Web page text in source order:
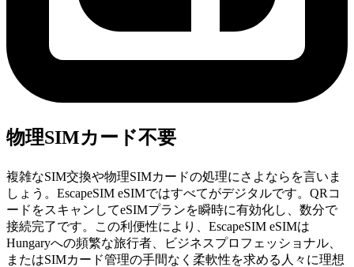
物理SIMカード不要
複雑なSIM交換や物理SIMカードの処理にさよならを言いま
しょう。EscapeSIM eSIMではすべてがデジタルです。QRコ
ードをスキャンしてeSIMプランを瞬時に有効化し、数分で
接続完了です。この利便性により、EscapeSIM eSIMは
Hungaryへの頻繁な旅行者、ビジネスプロフェッショナル、
またはSIMカード管理の手間なく柔軟性を求める人々に理想